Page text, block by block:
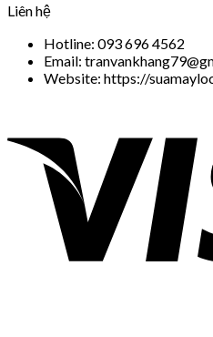
Liên hệ
Hotline: 093 696 4562
Email:
Website: https://